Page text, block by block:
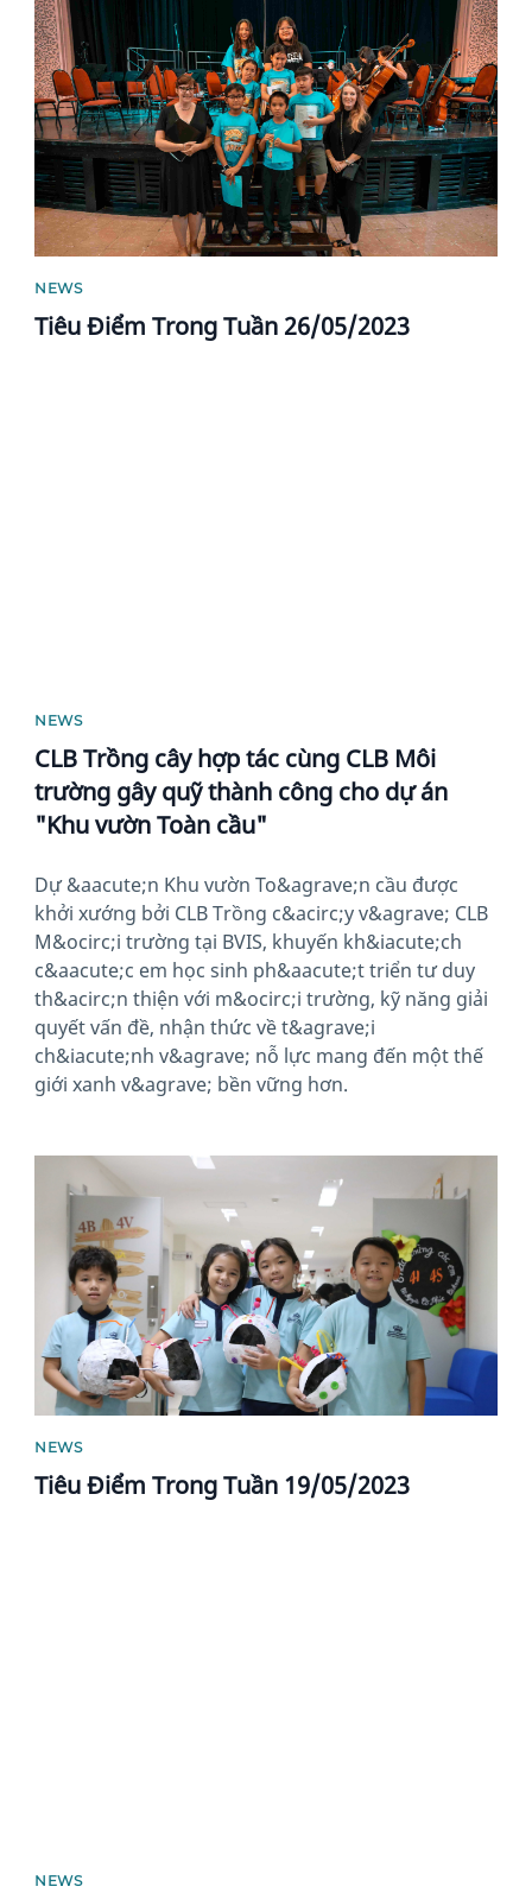
News image
NEWS
Tiêu Điểm Trong Tuần 26/05/2023
NEWS
CLB Trồng cây hợp tác cùng CLB Môi
trường gây quỹ thành công cho dự án
"Khu vườn Toàn cầu"
Dự &aacute;n Khu vườn To&agrave;n cầu được
khởi xướng bởi CLB Trồng c&acirc;y v&agrave; CLB
M&ocirc;i trường tại BVIS, khuyến kh&iacute;ch
c&aacute;c em học sinh ph&aacute;t triển tư duy
th&acirc;n thiện với m&ocirc;i trường, kỹ năng giải
quyết vấn đề, nhận thức về t&agrave;i
ch&iacute;nh v&agrave; nỗ lực mang đến một thế
giới xanh v&agrave; bền vững hơn.
News image
NEWS
Tiêu Điểm Trong Tuần 19/05/2023
NEWS